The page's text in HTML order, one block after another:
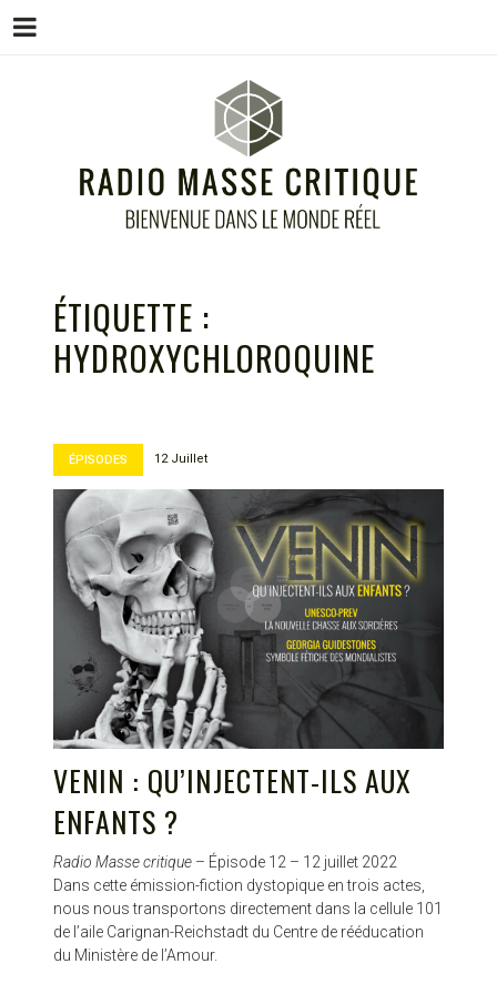
ÉTIQUETTE :
HYDROXYCHLOROQUINE
ÉPISODES 12 Juillet
VENIN : QU’INJECTENT-ILS AUX
ENFANTS ?
Radio Masse critique – Épisode 12 – 12 juillet 2022
Dans cette émission-fiction dystopique en trois actes,
nous nous transportons directement dans la cellule 101
de l’aile Carignan-Reichstadt du Centre de rééducation
du Ministère de l’Amour.
Menu